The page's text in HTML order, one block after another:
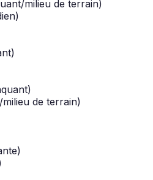
milieu de terrain)
de terrain)